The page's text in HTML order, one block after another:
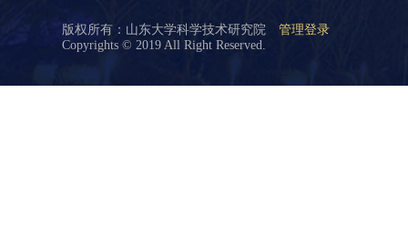
版权所有：山东大学科学技术研究院 管理登录
Copyrights © 2019 All Right Reserved.